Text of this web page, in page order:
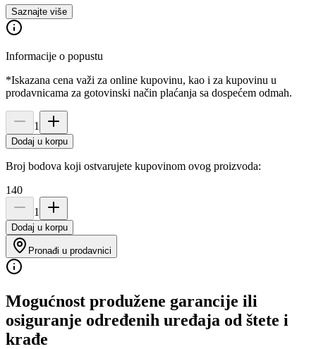
Saznajte više
Informacije o popustu
*Iskazana cena važi za online kupovinu, kao i za kupovinu u
prodavnicama za gotovinski način plaćanja sa dospećem odmah.
1
Dodaj u korpu
Broj bodova koji ostvarujete kupovinom ovog proizvoda:
140
1
Dodaj u korpu
Pronađi u prodavnici
Mogućnost produžene garancije ili
osiguranje određenih uređaja od štete i
krađe